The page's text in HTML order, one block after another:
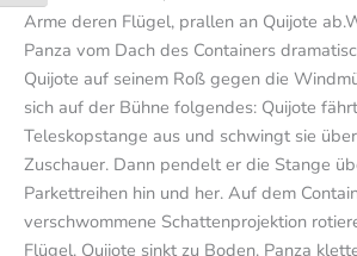
Arme deren Flügel, prallen an Quijote
Panza vom Dach des Containers
Quijote auf seinem Roß gegen die
sich auf der Bühne folgendes: Quijote
Teleskopstange aus und schwingt sie
Zuschauer. Dann pendelt er die Stange
Parkettreihen hin und her. Auf dem
verschwommene Schattenprojektion
Flügel. Quijote sinkt zu Boden. Panza